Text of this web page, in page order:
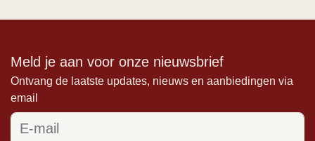
Meld je aan voor onze nieuwsbrief
Ontvang de laatste updates, nieuws en aanbiedingen via
email